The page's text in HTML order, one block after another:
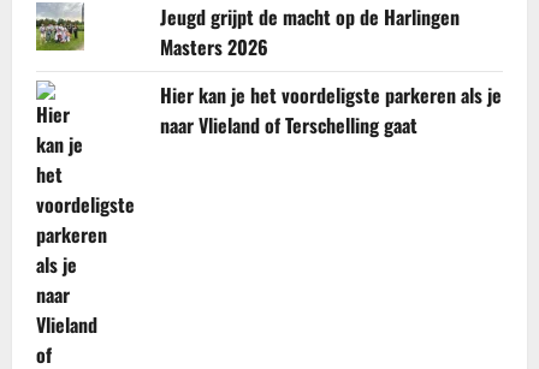
Jeugd grijpt de macht op de Harlingen
Masters 2026
Hier kan je het voordeligste parkeren als je
naar Vlieland of Terschelling gaat